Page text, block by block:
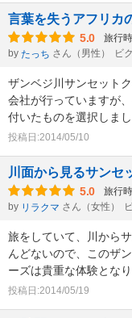
言葉を失うアフリカ
5.0 旅行
by たっち さん（男性） ビ
ザンベジ川サンセット
会社が行っていますが
付いたものを選択しま
投稿日:2014/05/10
川面から見るサンセ
5.0 旅行
by リラクマ さん（女性）
旅をしていて、川から
んどないので、このザ
ーズは貴重な体験とな
投稿日:2014/05/19